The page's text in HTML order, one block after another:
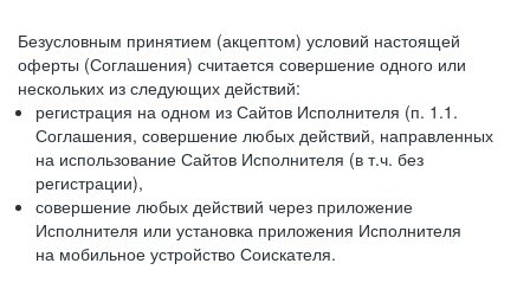
Безусловным принятием (акцептом) условий настоящей
оферты (Соглашения) считается совершение одного или
нескольких из следующих действий:
регистрация на одном из Сайтов Исполнителя (п. 1.1.
Соглашения, совершение любых действий, направленных
на использование Сайтов Исполнителя (в т.ч. без
регистрации),
совершение любых действий через приложение
Исполнителя или установка приложения Исполнителя
на мобильное устройство Соискателя.